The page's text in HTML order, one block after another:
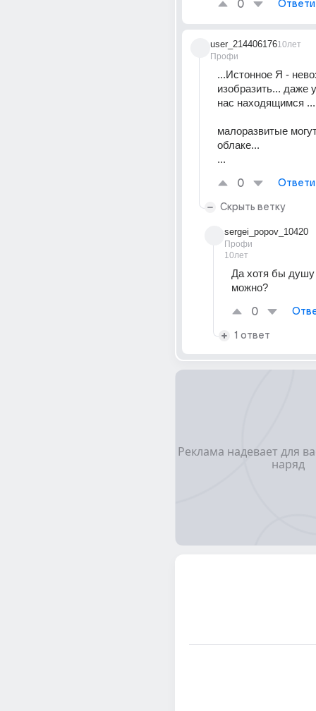
0
user_214406176
Профи
10лет
...Истонное Я -
изобразить... даже
нас находящимся ...
малоразвитые
облаке...
...
0
Скрыть ветку
sergei_popov_10420
Профи
10лет
Да хотя бы душу
можно?
0
1 ответ